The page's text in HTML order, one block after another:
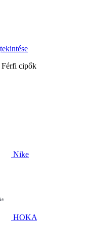
Férfi cipők
Nike
HOKA